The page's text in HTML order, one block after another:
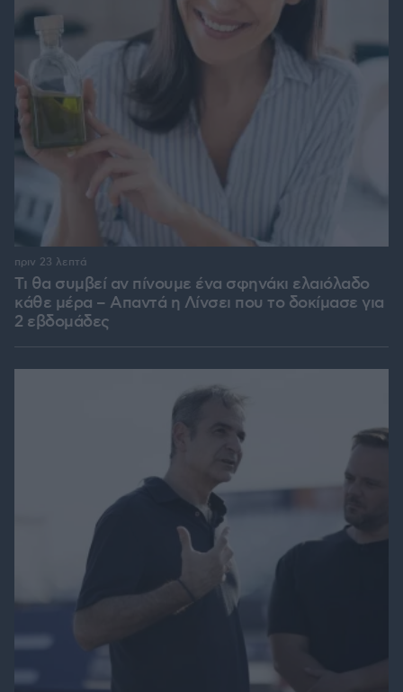
Τι θα συμβεί αν πίνουμε ένα σφηνάκι ελαιόλαδο
κάθε μέρα – Απαντά η Λίνσει που το δοκίμασε για
2 εβδομάδες
πριν 23 λεπτά